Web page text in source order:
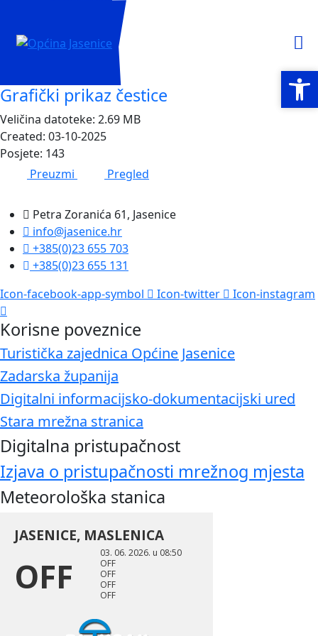
Grafički prikaz čestice
Veličina datoteke: 2.69 MB
Created: 03-10-2025
Posjete: 143
Preuzmi
Pregled
Petra Zoranića 61, Jasenice
info@jasenice.hr
+385(0)23 655 703
+385(0)23 655 131
Icon-facebook-app-symbol
Icon-twitter Icon-instagram
Korisne poveznice
Turistička zajednica Općine Jasenice
Zadarska županija
Digitalni informacijsko-dokumentacijski ured
Stara mrežna stranica
Digitalna pristupačnost
Izjava o pristupačnosti mrežnog mjesta
Meteorološka stanica